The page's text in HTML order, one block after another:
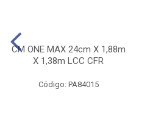
CM ONE MAX 24cm X 1,88m
X 1,38m LCC CFR
Código: PA84015